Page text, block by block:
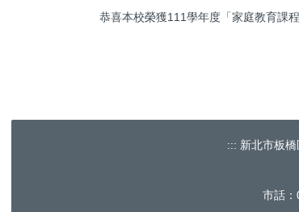
恭喜本校榮獲111學年度「家庭教育課
::: 新北市板
市話